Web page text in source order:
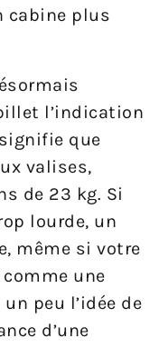
cabine plus
l’indication
que
valises,
de 23 kg. Si
lourde, un
même si votre
une
peu l’idée de
d’une